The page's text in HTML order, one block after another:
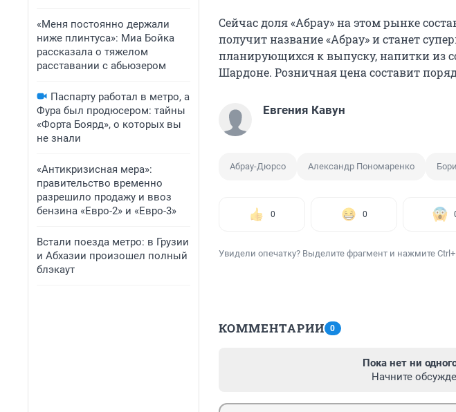
«Меня постоянно держали
ниже плинтуса»: Миа Бойка
рассказала о тяжелом
расставании с абьюзером
Паспарту работал в метро, а
Фура был продюсером: тайны
«Форта Боярд», о которых вы
не знали
«Антикризисная мера»:
правительство временно
разрешило продажу и ввоз
бензина «Евро-2» и «Евро-3»
Встали поезда метро: в Грузии
и Абхазии произошел полный
блэкаут
Сейчас доля «Абрау» на этом рынке
получит название «Абрау» и станет
планирующихся к выпуску, напитки из
Шардоне. Розничная цена составит
Евгения Кавун
Абрау-Дюрсо Александр Пономаренко
0 0
Увидели опечатку? Выделите фрагмент и нажмите
КОММЕНТАРИИ 0
Пока нет ни
Начните